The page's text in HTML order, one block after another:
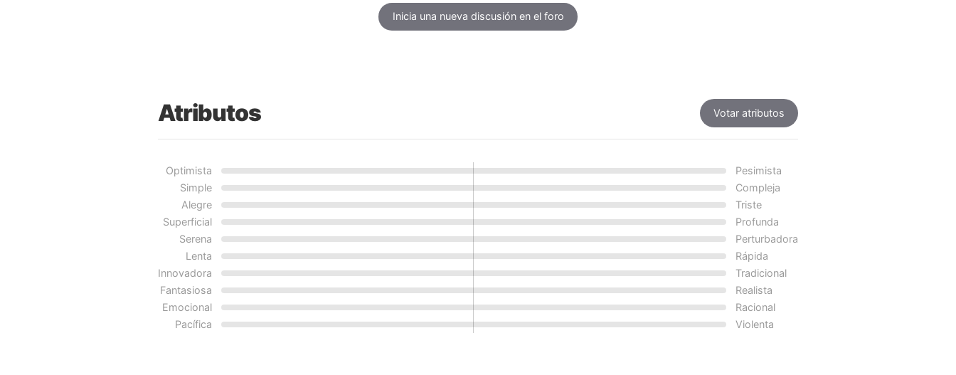
Inicia una nueva discusión en el foro
Atributos Votar atributos
Optimista
Pesimista
Simple
Compleja
Alegre
Triste
Superficial
Profunda
Serena
Perturbadora
Lenta
Rápida
Innovadora
Tradicional
Fantasiosa
Realista
Emocional
Racional
Pacífica
Violenta